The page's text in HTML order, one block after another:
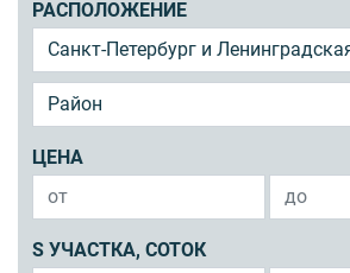
РАСПОЛОЖЕНИЕ
ЦЕНА
S УЧАСТКА, СОТОК